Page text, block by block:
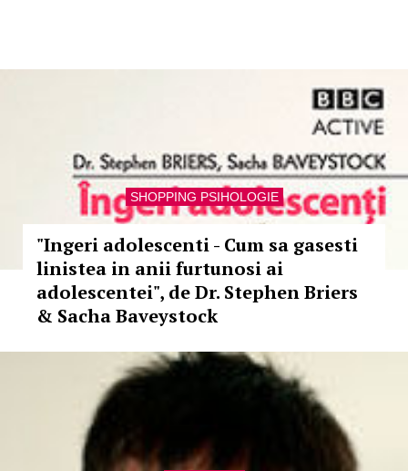
SHOPPING PSIHOLOGIE
"Ingeri adolescenti - Cum sa gasesti
linistea in anii furtunosi ai
adolescentei", de Dr. Stephen Briers
& Sacha Baveystock